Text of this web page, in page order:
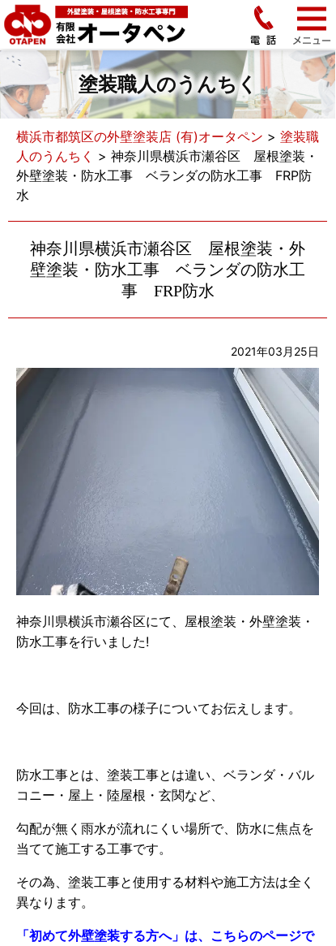
塗装職人のうんちく
横浜市都筑区の外壁塗装店 (有)オータペン > 塗装職
人のうんちく > 神奈川県横浜市瀬谷区 屋根塗装・
外壁塗装・防水工事 ベランダの防水工事 FRP防
水
神奈川県横浜市瀬谷区 屋根塗装・外
壁塗装・防水工事 ベランダの防水工
事 FRP防水
2021年03月25日
神奈川県横浜市瀬谷区にて、屋根塗装・外壁塗装・
防水工事を行いました!
今回は、防水工事の様子についてお伝えします。
防水工事とは、塗装工事とは違い、ベランダ・バル
コニー・屋上・陸屋根・玄関など、
勾配が無く雨水が流れにくい場所で、防水に焦点を
当てて施工する工事です。
その為、塗装工事と使用する材料や施工方法は全く
異なります。
「初めて外壁塗装する方へ」は、こちらのページで